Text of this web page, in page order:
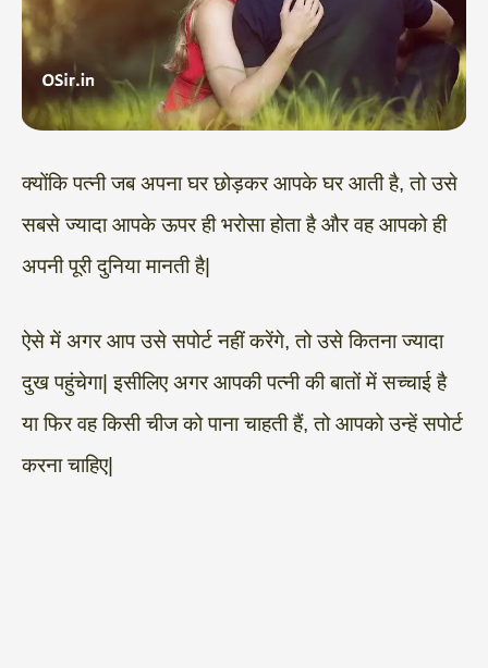
क्योंकि पत्नी जब अपना घर छोड़कर आपके घर आती है, तो उसे
सबसे ज्यादा आपके ऊपर ही भरोसा होता है और वह आपको ही
अपनी पूरी दुनिया मानती है|
ऐसे में अगर आप उसे सपोर्ट नहीं करेंगे, तो उसे कितना ज्यादा
दुख पहुंचेगा| इसीलिए अगर आपकी पत्नी की बातों में सच्चाई है
या फिर वह किसी चीज को पाना चाहती हैं, तो आपको उन्हें सपोर्ट
करना चाहिए|